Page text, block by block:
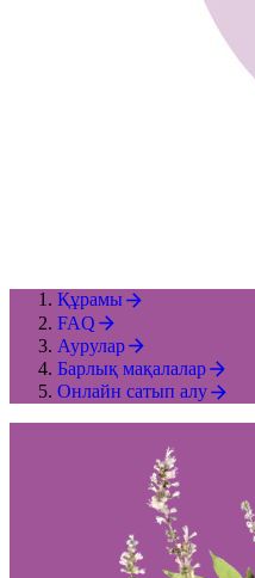
Құрамы
FAQ
Аурулар
Барлық мақалалар
Онлайн сатып алу